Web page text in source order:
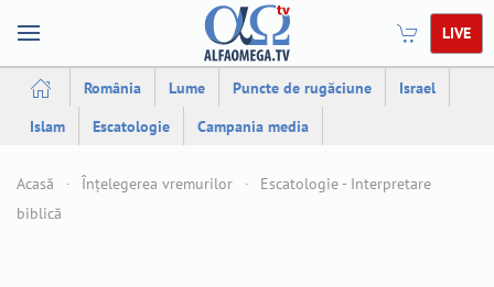
LIVE
România Lume Puncte de rugăciune
Israel
Islam
Escatologie Campania media
Acasă Înțelegerea vremurilor
Escatologie - Interpretare
biblică